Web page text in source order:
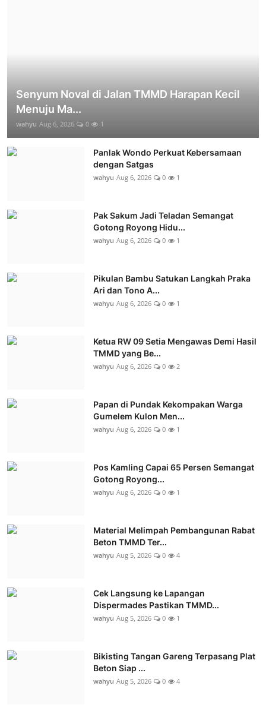
Senyum Noval di Jalan TMMD Harapan Kecil
Menuju Ma...
wahyu Aug 6, 2026 0 1
Panlak Wondo Perkuat Kebersamaan
dengan Satgas
wahyu Aug 6, 2026 0 1
Pak Sakum Jadi Teladan Semangat
Gotong Royong Hidu...
wahyu Aug 6, 2026 0 1
Pikulan Bambu Satukan Langkah Praka
Ari dan Tono A...
wahyu Aug 6, 2026 0 1
Ketua RW 09 Setia Mengawas Demi Hasil
TMMD yang Be...
wahyu Aug 6, 2026 0 2
Papan di Pundak Kekompakan Warga
Gumelem Kulon Men...
wahyu Aug 6, 2026 0 1
Pos Kamling Capai 65 Persen Semangat
Gotong Royong...
wahyu Aug 6, 2026 0 1
Material Melimpah Pembangunan Rabat
Beton TMMD Ter...
wahyu Aug 5, 2026 0 4
Cek Langsung ke Lapangan
Dispermades Pastikan TMMD...
wahyu Aug 5, 2026 0 1
Bikisting Tangan Gareng Terpasang Plat
Beton Siap ...
wahyu Aug 5, 2026 0 4